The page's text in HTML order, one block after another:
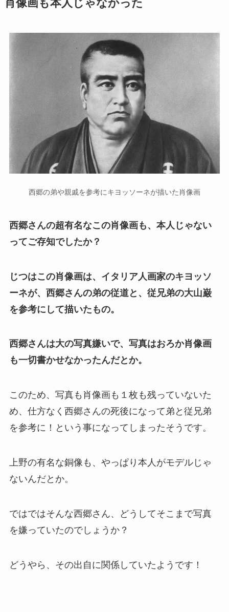
肖像画も本人じゃなかった
西郷の弟や親戚を参考にキヨッソーネが描いた肖像画
西郷さんの超有名なこの肖像画も、本人じゃない
ってご存知でしたか？
じつはこの肖像画は、イタリア人画家のキヨッソ
ーネが、西郷さんの弟の従道と、従兄弟の大山巌
を参考にして描いたもの。
西郷さんは大の写真嫌いで、写真はおろか肖像画
も一切書かせなかったんだとか。
このため、写真も肖像画も１枚も残っていないた
め、仕方なく西郷さんの死後になって弟と従兄弟
を参考に！という事になってしまったそうです。
上野の有名な銅像も、やっぱり本人がモデルじゃ
ないんだとか。
ではではそんな西郷さん、どうしてそこまで写真
を嫌っていたのでしょうか？
どうやら、その出自に関係していたようです！